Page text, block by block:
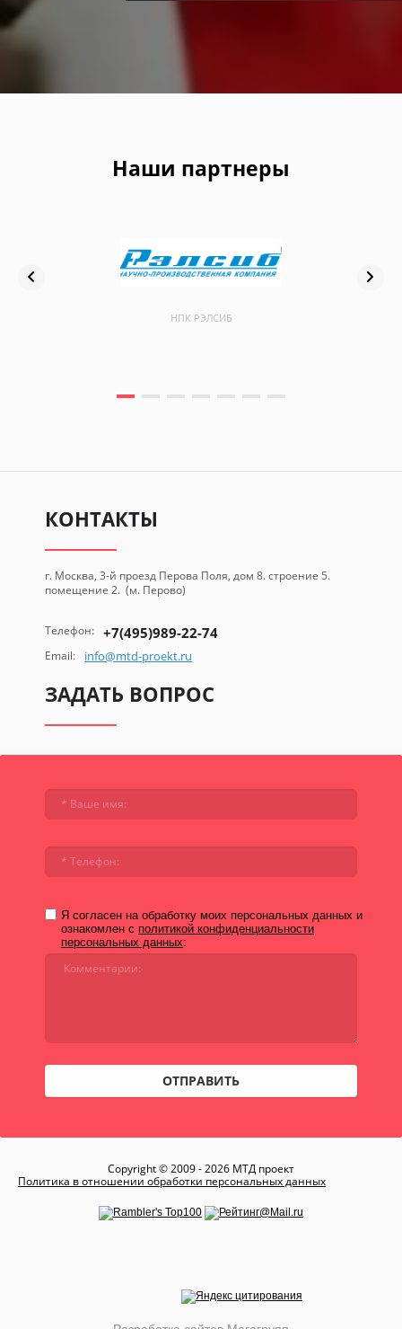
Наши партнеры
НПК РЭЛСИБ
КОНТАКТЫ
г. Москва, 3-й проезд Перова Поля, дом 8. строение 5.
помещение 2. (м. Перово)
Телефон: +7(495)989-22-74
Email: info@mtd-proekt.ru
ЗАДАТЬ ВОПРОС
Я согласен на обработку моих персональных данных и
ознакомлен с политикой конфиденциальности
персональных данных:
ОТПРАВИТЬ
Copyright © 2009 - 2026 МТД проект
Политика в отношении обработки персональных данных